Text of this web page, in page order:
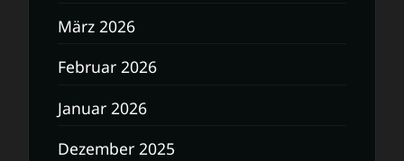
März 2026
Februar 2026
Januar 2026
Dezember 2025